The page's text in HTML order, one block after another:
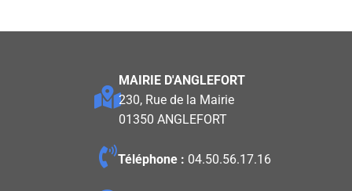
MAIRIE D'ANGLEFORT
230, Rue de la Mairie
01350 ANGLEFORT
Téléphone : 04.50.56.17.16